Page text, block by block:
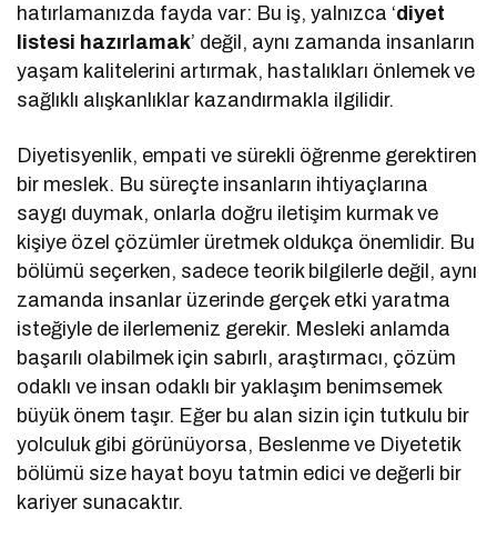
hatırlamanızda fayda var: Bu iş, yalnızca ‘diyet
listesi hazırlamak’ değil, aynı zamanda insanların
yaşam kalitelerini artırmak, hastalıkları önlemek ve
sağlıklı alışkanlıklar kazandırmakla ilgilidir.
Diyetisyenlik, empati ve sürekli öğrenme gerektiren
bir meslek. Bu süreçte insanların ihtiyaçlarına
saygı duymak, onlarla doğru iletişim kurmak ve
kişiye özel çözümler üretmek oldukça önemlidir. Bu
bölümü seçerken, sadece teorik bilgilerle değil, aynı
zamanda insanlar üzerinde gerçek etki yaratma
isteğiyle de ilerlemeniz gerekir. Mesleki anlamda
başarılı olabilmek için sabırlı, araştırmacı, çözüm
odaklı ve insan odaklı bir yaklaşım benimsemek
büyük önem taşır. Eğer bu alan sizin için tutkulu bir
yolculuk gibi görünüyorsa, Beslenme ve Diyetetik
bölümü size hayat boyu tatmin edici ve değerli bir
kariyer sunacaktır.